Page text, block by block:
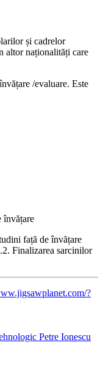
și cadrelor
altor naționalități care
/evaluare. Este
învățare
față de învățare
Finalizarea sarcinilor
?
Petre Ionescu